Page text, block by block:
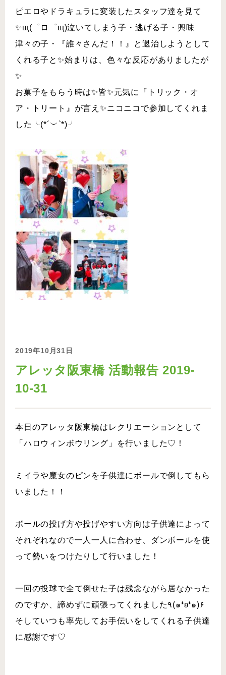
ピエロやドラキュラに変装したスタッフ達を見て
✨щ(゜ロ゜щ)泣いてしまう子・逃げる子・興味
津々の子・『誰々さんだ！！』と退治しようとして
くれる子と✨始まりは、色々な反応がありましたが
✨
お菓子をもらう時は✨皆✨元気に『トリック・オ
ア・トリート』が言え✨ニコニコで参加してくれま
した╰(*´︶`*)╯
2019年10月31日
アレッタ阪東橋 活動報告 2019-
10-31
本日のアレッタ阪東橋はレクリエーションとして
「ハロウィンボウリング」を行いました♡！
ミイラや魔女のピンを子供達にボールで倒してもら
いました！！
ボールの投げ方や投げやすい方向は子供達によって
それぞれなので一人一人に合わせ、ダンボールを使
って勢いをつけたりして行いました！
一回の投球で全て倒せた子は残念ながら居なかった
のですか、諦めずに頑張ってくれました٩(๑❛ʚ❛๑)۶
そしていつも率先してお手伝いをしてくれる子供達
に感謝です♡